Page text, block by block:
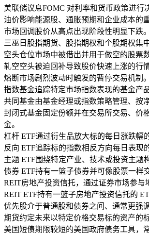
美联储议息FOMC 对利率和货币政策进行
油价影响能源股、通胀预期和企业成本的
市场回调 股价从高点出现阶段性明显下跌。
三巫日 股指期货、股指期权和个股期权集
空头仓位市场中被借出并用于做空的股票数
轧空空头被迫回补导致股价快速上涨的行情
熔断市场剧烈波动时触发的暂停交易机制。
指数基金追踪特定市场指数表现的基金产品
共同基金由基金经理或指数策略管理、按
封闭式基金固定份额并在交易所交易、价
金。
杠杆 ETF通过衍生品放大标的每日涨跌幅
反向 ETF追踪标的指数相反方向每日表现
主题 ETF围绕特定产业、技术或投资主题
债券 ETF持有一篮子债券并可像股票一样
REIT房地产投资信托，通过证券市场参与
REIT ETF持有一篮子房地产投资信托的
优先股介于普通股和债券之间、通常更强
期货约定未来以特定价格交易标的资产的
美国短债期限较短的美国政府债务工具，